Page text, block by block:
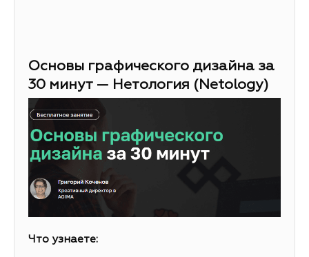
Основы графического дизайна за
30 минут — Нетология (Netology)
Что узнаете: